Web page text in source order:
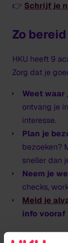
👉 Schrijf je
Zo
HKU heeft 9
Zorg dat je
Weet waar
ontvang je
interesse.
Plan je
bezoeken?
sneller dan
Neem je
checks,
Meld je
info
* LET OP! HKU